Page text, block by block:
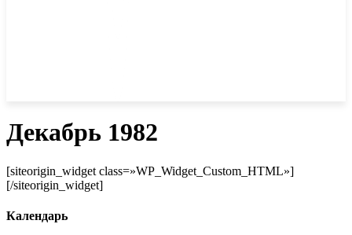
Декабрь 1982
[siteorigin_widget class=»WP_Widget_Custom_HTML»]
[/siteorigin_widget]
Календарь